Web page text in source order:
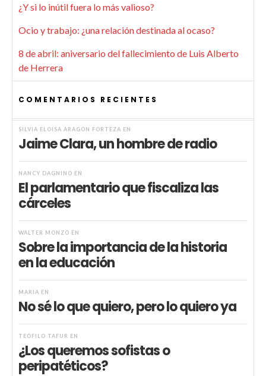
¿Y si lo inútil fuera lo más valioso?
Ocio y trabajo: ¿una relación destinada al ocaso?
8 de abril: aniversario del fallecimiento de Luis Alberto
de Herrera
COMENTARIOS RECIENTES
SILVIA ELOISA ARAGÓN FORTEZA EN
Jaime Clara, un hombre de radio
NANCY DAGNINO EN
El parlamentario que fiscaliza las
cárceles
WALTER MONZÓ EN
Sobre la importancia de la historia
en la educación
MARIA EN
No sé lo que quiero, pero lo quiero ya
TEÓFILO TAFUR EN
¿Los queremos sofistas o
peripatéticos?